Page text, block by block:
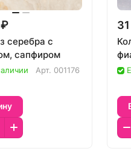
серебра с
сапфиром
Арт. 001176